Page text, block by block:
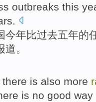
outbreaks this
今年比过去五年的
道 。
there is also more
is no good way